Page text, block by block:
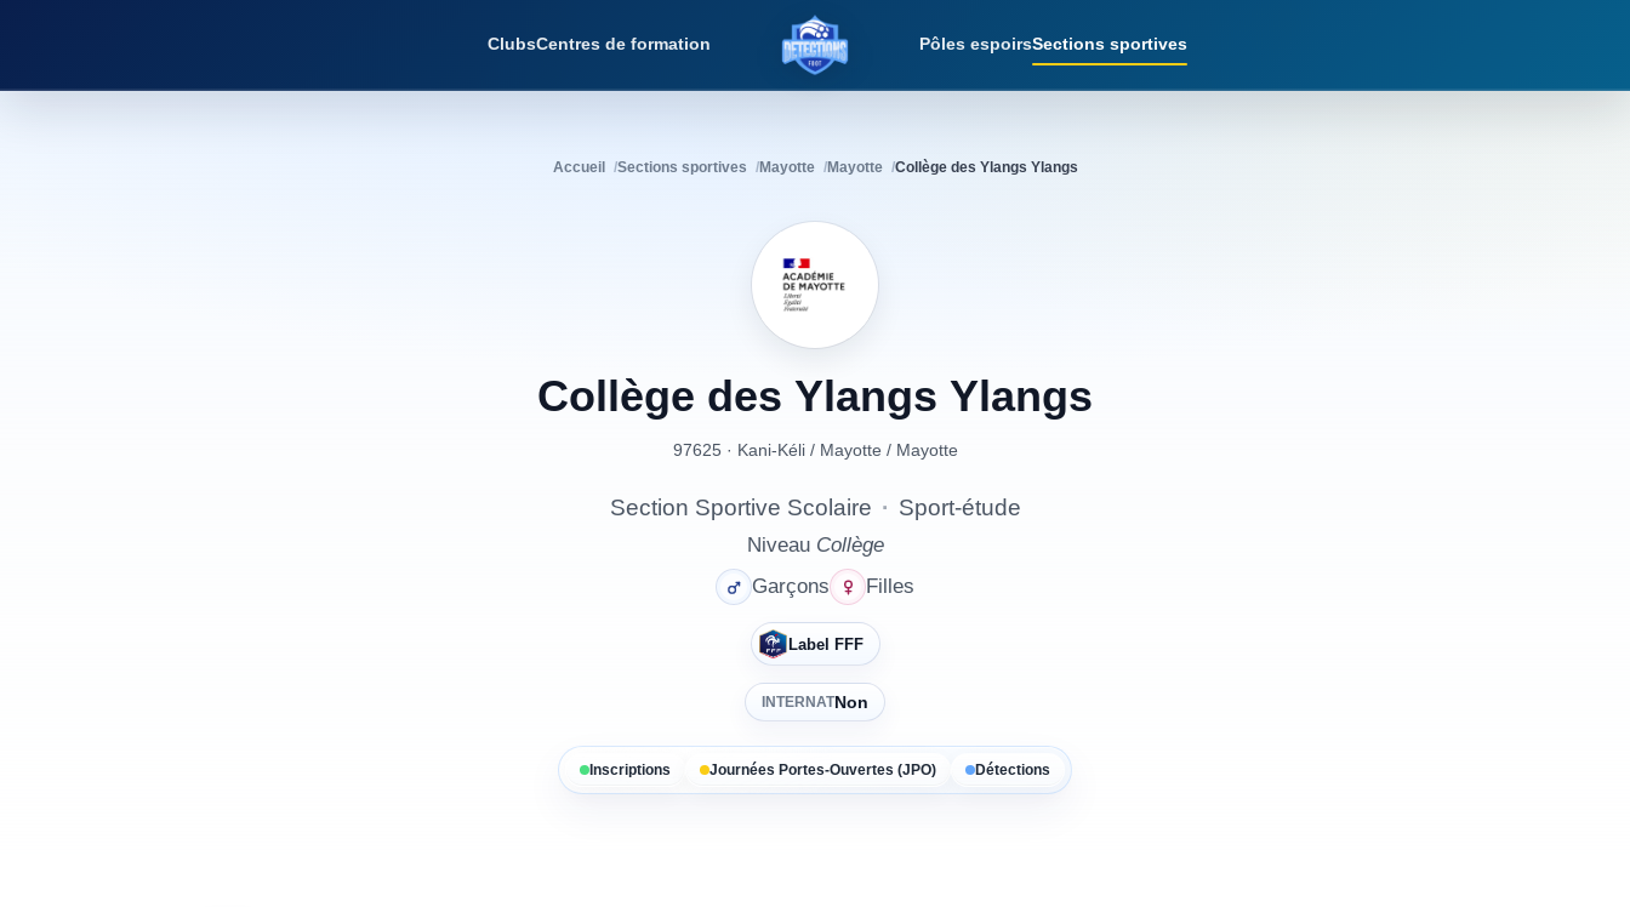
ClubsCentres de formation
Détections Foot
Pôles espoirsSections sportives
Accueil Sections sportives Mayotte Mayotte Collège des Ylangs Ylangs
Collège des Ylangs Ylangs
97625 · Kani-Kéli/ Mayotte / Mayotte
Section Sportive Scolaire · Sport-étude
Niveau Collège
Garçons
Filles
Label FFF
INTERNATNon
Inscriptions Journées Portes-Ouvertes (JPO) Détections